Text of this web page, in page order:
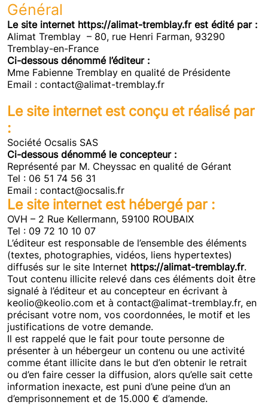
Général
Le site internet https://alimat-tremblay.fr est édité par :
Alimat Tremblay – 80, rue Henri Farman, 93290
Tremblay-en-France
Ci-dessous dénommé l’éditeur :
Mme Fabienne Tremblay en qualité de Présidente
Email : contact@alimat-tremblay.fr
Le site internet est conçu et réalisé par
:
Société Ocsalis SAS
Ci-dessous dénommé le concepteur :
Représenté par M. Cheyssac en qualité de Gérant
Tel : 06 51 74 56 31
Email : contact@ocsalis.fr
Le site internet est hébergé par :
OVH – 2 Rue Kellermann, 59100 ROUBAIX
Tel : 09 72 10 10 07
L’éditeur est responsable de l’ensemble des éléments
(textes, photographies, vidéos, liens hypertextes)
diffusés sur le site Internet https://alimat-tremblay.fr.
Tout contenu illicite relevé dans ces éléments doit être
signalé à l’éditeur et au concepteur en écrivant à
keolio@keolio.com et à contact@alimat-tremblay.fr, en
précisant votre nom, vos coordonnées, le motif et les
justifications de votre demande.
Il est rappelé que le fait pour toute personne de
présenter à un hébergeur un contenu ou une activité
comme étant illicite dans le but d’en obtenir le retrait
ou d’en faire cesser la diffusion, alors qu’elle sait cette
information inexacte, est puni d’une peine d’un an
d’emprisonnement et de 15.000 € d’amende.